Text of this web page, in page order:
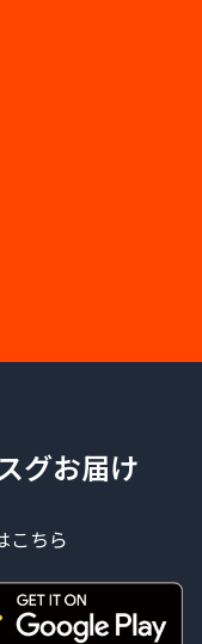
グお届け
こちら